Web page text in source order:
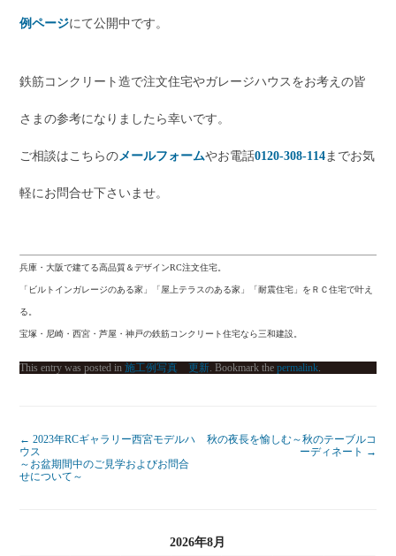
例ページにて公開中です。
鉄筋コンクリート造で注文住宅やガレージハウスをお考えの皆
さまの参考になりましたら幸いです。
ご相談はこちらの メールフォームやお電話0120-308-114 までお気
軽にお問合せ下さいませ。
兵庫・大阪で建てる高品質＆デザインRC注文住宅。
「ビルトインガレージのある家」「屋上テラスのある家」「耐震住宅」をＲＣ住宅で叶え
る。
宝塚・尼崎・西宮・芦屋・神戸の鉄筋コンクリート住宅なら三和建設。
This entry was posted in施工例写真 更新. Bookmark thepermalink.
← 2023年RCギャラリー西宮モデルハ
ウス
～お盆期間中のご見学およびお問合
せについて～
秋の夜長を愉しむ～秋のテーブルコ
ーディネート →
2026年8月